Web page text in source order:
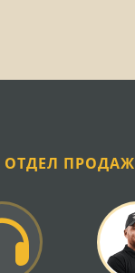
ОТДЕЛ ПРОДАЖ